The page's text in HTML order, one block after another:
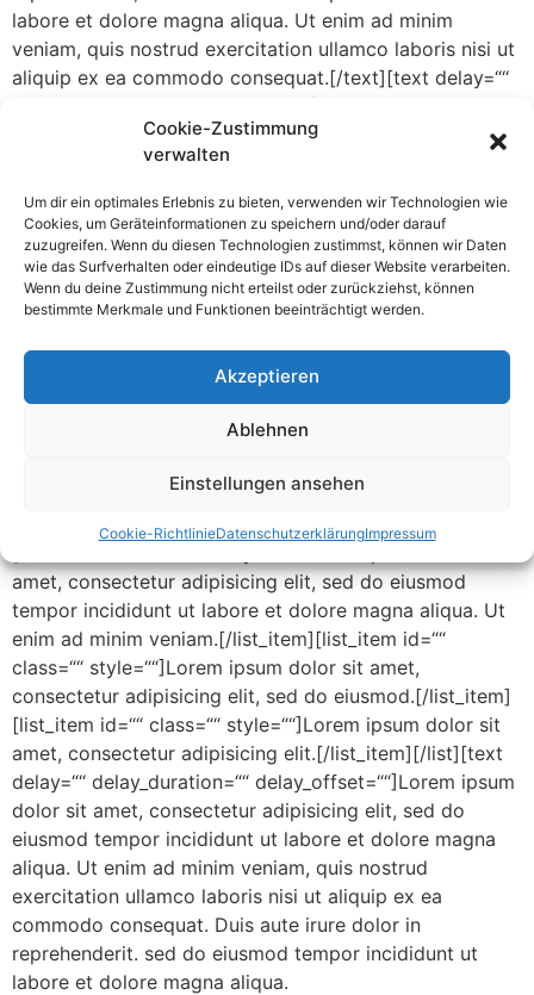
Cookie-Zustimmung
verwalten
Um dir ein optimales Erlebnis zu bieten, verwenden wir Technologien wie
Cookies, um Geräteinformationen zu speichern und/oder darauf
zuzugreifen. Wenn du diesen Technologien zustimmst, können wir Daten
wie das Surfverhalten oder eindeutige IDs auf dieser Website verarbeiten.
Wenn du deine Zustimmung nicht erteilst oder zurückziehst, können
bestimmte Merkmale und Funktionen beeinträchtigt werden.
Akzeptieren
Ablehnen
Einstellungen ansehen
Cookie-RichtlinieDatenschutzerklärungImpressum
labore et dolore magna aliqua. Ut enim ad minim
veniam, quis nostrud exercitation ullamco laboris nisi ut
aliquip ex ea commodo consequat.[/text][text delay=““
amet, consectetur adipisicing elit, sed do eiusmod
tempor incididunt ut labore et dolore magna aliqua. Ut
enim ad minim veniam, quis nostrud exercitation
ullamco laboris nisi ut aliquip ex ea commodo
consequat. Duis aute irure dolor in reprehenderit.
ullamco laboris nisi ut aliquip ex ea commodo
consequat. Duis aute irure dolor in reprehenderit.
Ut enim ad minim veniam, quis nostrud exercitation
ullamco laboris nisi ut aliquip ex ea commodo
consequat. Duis aute irure dolor in reprehenderit. quis
nostrud exercitation ullamco laboris nisi ut aliquip ex ea
reprehenderit.[/text][list type=“check“ delay=““
delay_duration=““ delay_offset=““ id=““ class=““ style=““]
amet, consectetur adipisicing elit, sed do eiusmod
tempor incididunt ut labore et dolore magna aliqua. Ut
enim ad minim veniam.[/list_item][list_item id=““
class=““ style=““]Lorem ipsum dolor sit amet,
consectetur adipisicing elit, sed do eiusmod.[/list_item]
[list_item id=““ class=““ style=““]Lorem ipsum dolor sit
amet, consectetur adipisicing elit.[/list_item][/list][text
delay=““ delay_duration=““ delay_offset=““]Lorem ipsum
dolor sit amet, consectetur adipisicing elit, sed do
eiusmod tempor incididunt ut labore et dolore magna
aliqua. Ut enim ad minim veniam, quis nostrud
exercitation ullamco laboris nisi ut aliquip ex ea
commodo consequat. Duis aute irure dolor in
reprehenderit. sed do eiusmod tempor incididunt ut
labore et dolore magna aliqua.